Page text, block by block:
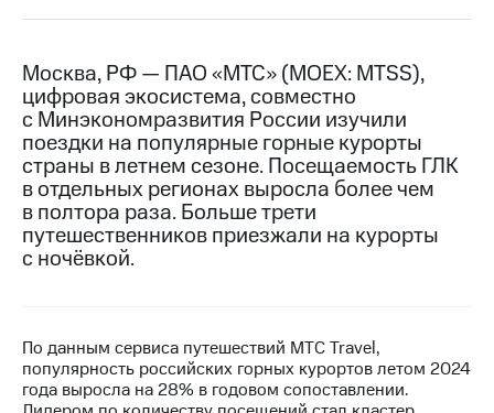
информация
Контакты
Медиа-центр
Пресс-
релизы
МТС
о технологиях
Достижения
отчетность
Контакты
Москва, РФ — ПАО «МТС» (MOEX: MTSS),
цифровая экосистема, совместно
с Минэкономразвития России изучили
поездки на популярные горные курорты
страны в летнем сезоне. Посещаемость ГЛК
в отдельных регионах выросла более чем
в полтора раза. Больше трети
путешественников приезжали на курорты
с ночёвкой.
По данным сервиса путешествий МТС Travel,
популярность российских горных курортов летом 2024
года выросла на 28% в годовом сопоставлении.